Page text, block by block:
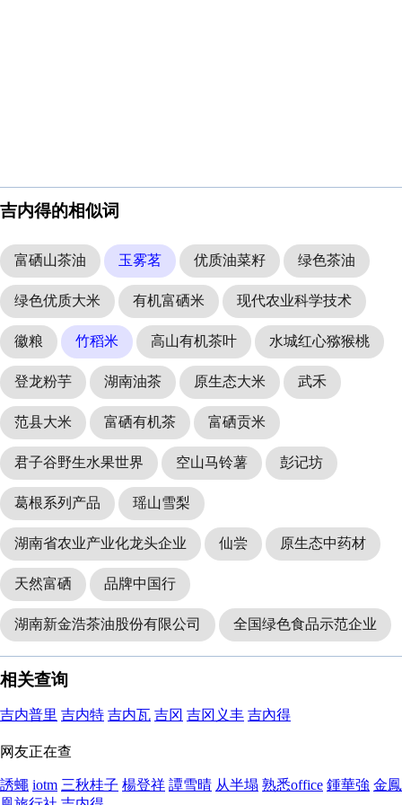
吉内得的相似词
富硒山茶油 玉雾茗 优质油菜籽 绿色茶油
绿色优质大米 有机富硒米 现代农业科学技术
徽粮 竹稻米 高山有机茶叶 水城红心猕猴桃
登龙粉芋 湖南油茶 原生态大米 武禾
范县大米 富硒有机茶 富硒贡米
君子谷野生水果世界 空山马铃薯 彭记坊
葛根系列产品 瑶山雪梨
湖南省农业产业化龙头企业 仙尝 原生态中药材
天然富硒 品牌中国行
湖南新金浩茶油股份有限公司 全国绿色食品示范企业
相关查询
吉内普里 吉内特 吉内瓦 吉冈 吉冈义丰 吉內得
网友正在查
誘蠅 iotm 三秋桂子 楊登祥 譚雪晴 从半塌 熟悉office 鍾華強 金鳳